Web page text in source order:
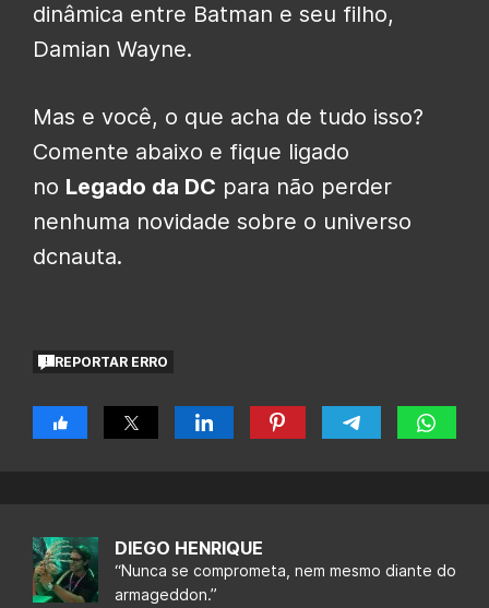
dinâmica entre Batman e seu filho,
Damian Wayne.
Mas e você, o que acha de tudo isso?
Comente abaixo e fique ligado
no Legado da DC para não perder
nenhuma novidade sobre o universo
dcnauta.
REPORTAR ERRO
DIEGO HENRIQUE
“Nunca se comprometa, nem mesmo diante do
armageddon.”